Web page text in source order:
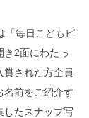
「毎日こどもピ
き2面にわたっ
賞された方全員
名前をご紹介す
したスナップ写